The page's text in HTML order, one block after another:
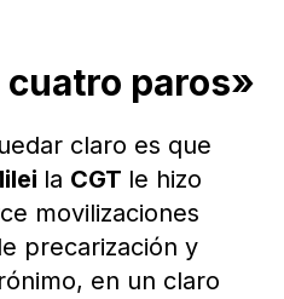
cuatro paros»
claro es que
la CGT le hizo
movilizaciones
precarización y
en un claro